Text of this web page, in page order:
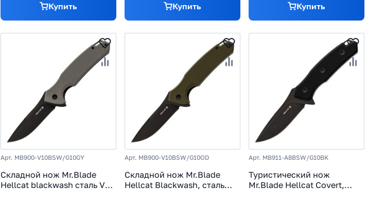
Купить Купить Купить
Арт. MB900-V10BSW/G10GY
Складной нож Mr.Blade
Hellcat blackwash сталь VG-
Арт. MB900-V10BSW/G10OD
Складной нож Mr.Blade
Hellcat Blackwash, сталь
Арт. MB911-A8BSW/G10BK
Туристический нож
Mr.Blade Hellcat Covert,